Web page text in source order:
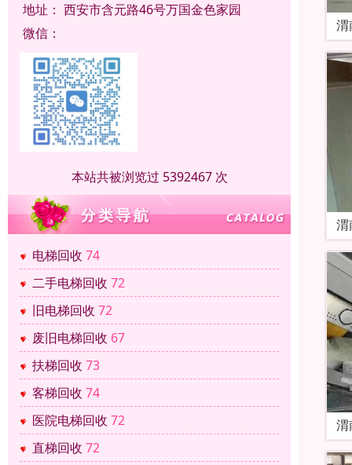
地址： 西安市含元路46号万国金色家园
微信：
本站共被浏览过 5392467 次
电梯回收 74
二手电梯回收 72
旧电梯回收 72
废旧电梯回收 67
扶梯回收 73
客梯回收 74
医院电梯回收 72
直梯回收 72
渭
渭
渭